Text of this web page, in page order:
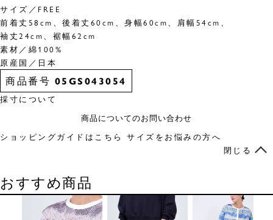
サイズ／FREE
前着丈58cm、後着丈60cm、身幅60cm、肩幅54cm、
袖丈24cm、裾幅62cm
素材／綿100%
原産国／日本
商品番号 05GS043054
採寸について
商品についてのお問い合わせ
ショッピングガイドはこちら サイズをお悩みの方へ
閉じる
おすすめ商品